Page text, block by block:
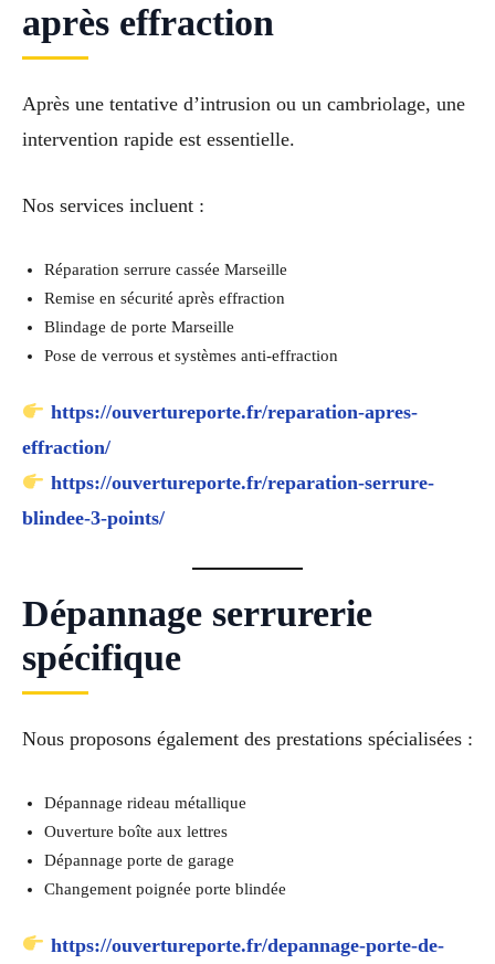
après effraction
Après une tentative d’intrusion ou un cambriolage, une
intervention rapide est essentielle.
Nos services incluent :
Réparation serrure cassée Marseille
Remise en sécurité après effraction
Blindage de porte Marseille
Pose de verrous et systèmes anti-effraction
https://ouvertureporte.fr/reparation-apres-
effraction/
https://ouvertureporte.fr/reparation-serrure-
blindee-3-points/
Dépannage serrurerie
spécifique
Nous proposons également des prestations spécialisées :
Dépannage rideau métallique
Ouverture boîte aux lettres
Dépannage porte de garage
Changement poignée porte blindée
https://ouvertureporte.fr/depannage-porte-de-